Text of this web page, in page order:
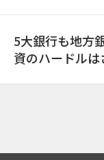
5大銀行も地方
資のハードルは